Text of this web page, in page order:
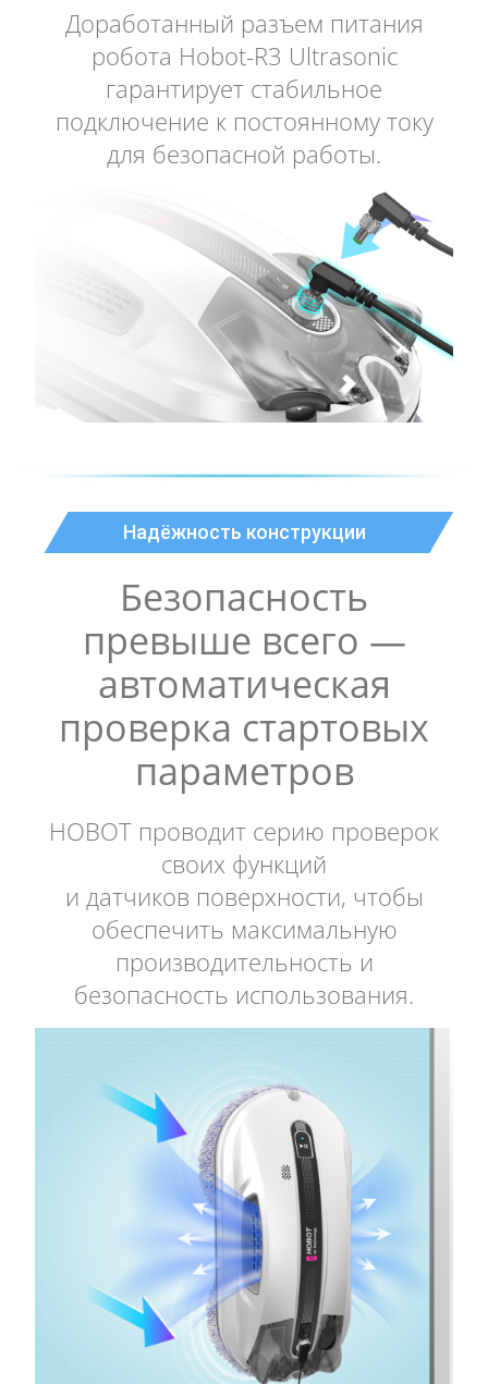
Доработанный разъем питания
робота Hobot-R3 Ultrasonic
гарантирует стабильное
подключение к постоянному току
для безопасной работы.
Надёжность конструкции
Безопасность
превыше всего —
автоматическая
проверка стартовых
параметров
HOBOT проводит серию проверок
своих функций
и датчиков поверхности, чтобы
обеспечить максимальную
производительность и
безопасность использования.